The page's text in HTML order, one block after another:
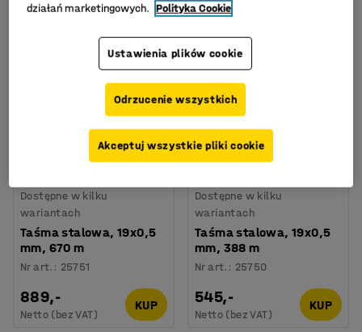
Liczba produktów: 2
Dostępne w kilku
wariantach
Taśma stalowa, 19x0,5
mm, 670 m
Nr art. : 25751
889,-
Netto (bez VAT)
KUP
Dostępne w kilku
wariantach
Taśma stalowa, 19x0,5
mm, 388 m
Nr art. : 25750
545,-
Netto (bez VAT)
KUP
działań marketingowych. Polityka Cookie
Ustawienia plików cookie
Odrzucenie wszystkich
Akceptuj wszystkie pliki cookie